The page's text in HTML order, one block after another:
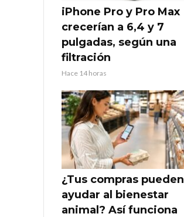
iPhone Pro y Pro Max
crecerían a 6,4 y 7
pulgadas, según una
filtración
Hace 14 horas
¿Tus compras pueden
ayudar al bienestar
animal? Así funciona